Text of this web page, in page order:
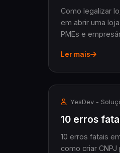
Como legalizar
em abrir uma
PMEs e
Ler mais
YesDev -
10 erros
10 erros fatais
como criar